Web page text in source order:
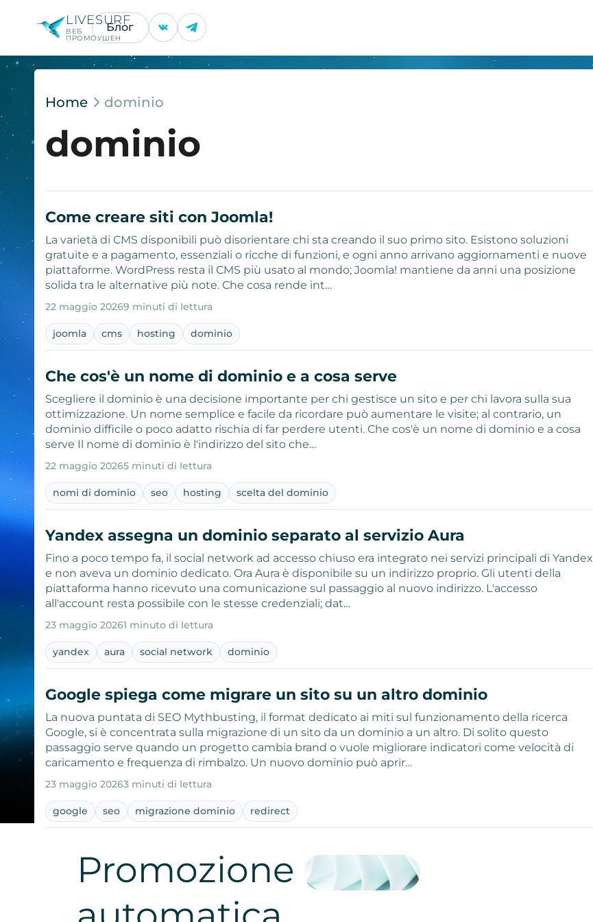
LIVESURF
ВЕБ
ПРОМОУШЕН
Блог
Home dominio
dominio
Come creare siti con Joomla!
La varietà di CMS disponibili può disorientare chi sta creando il suo primo sito. Esistono soluzioni
gratuite e a pagamento, essenziali o ricche di funzioni, e ogni anno arrivano aggiornamenti e nuove
piattaforme. WordPress resta il CMS più usato al mondo; Joomla! mantiene da anni una posizione
solida tra le alternative più note. Che cosa rende int…
22 maggio 20269 minuti di lettura
joomla cms hosting dominio
Che cos'è un nome di dominio e a cosa serve
Scegliere il dominio è una decisione importante per chi gestisce un sito e per chi lavora sulla sua
ottimizzazione. Un nome semplice e facile da ricordare può aumentare le visite; al contrario, un
dominio difficile o poco adatto rischia di far perdere utenti. Che cos'è un nome di dominio e a cosa
serve Il nome di dominio è l'indirizzo del sito che…
22 maggio 20265 minuti di lettura
nomi di dominio seo hosting scelta del dominio
Yandex assegna un dominio separato al servizio Aura
Fino a poco tempo fa, il social network ad accesso chiuso era integrato nei servizi principali di Yandex
e non aveva un dominio dedicato. Ora Aura è disponibile su un indirizzo proprio. Gli utenti della
piattaforma hanno ricevuto una comunicazione sul passaggio al nuovo indirizzo. L'accesso
all'account resta possibile con le stesse credenziali; dat…
23 maggio 20261 minuto di lettura
yandex aura social network dominio
Google spiega come migrare un sito su un altro dominio
La nuova puntata di SEO Mythbusting, il format dedicato ai miti sul funzionamento della ricerca
Google, si è concentrata sulla migrazione di un sito da un dominio a un altro. Di solito questo
passaggio serve quando un progetto cambia brand o vuole migliorare indicatori come velocità di
caricamento e frequenza di rimbalzo. Un nuovo dominio può aprir…
23 maggio 20263 minuti di lettura
google seo migrazione dominio redirect
Promozione